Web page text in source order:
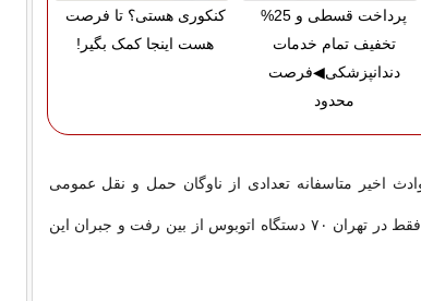
پرداخت قسطی و 25%
تخفیف تمام خدمات
دندانپزشکی◀فرصت
محدود
کنکوری هستی؟ تا فرصت
هست اینجا کمک بگیر!
اخیر متاسفانه تعدادی از ناوگان حمل و نقل عمومی
دچار خسارت جدی شد چنانکه فقط در تهران ۷۰ دستگاه اتوبوس از بین رفت و جبران این